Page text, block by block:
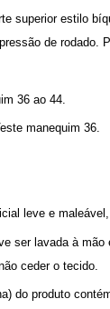
superior estilo
de rodado.
36 ao 44.
manequim 36.
leve e
ser lavada à
ceder o tecido.
do produto